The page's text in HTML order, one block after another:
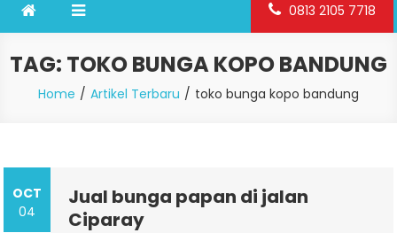
0813 2105 7718
TAG: TOKO BUNGA KOPO BANDUNG
Home Artikel Terbaru toko bunga kopo bandung
OCT
04
Jual bunga papan di jalan
Ciparay